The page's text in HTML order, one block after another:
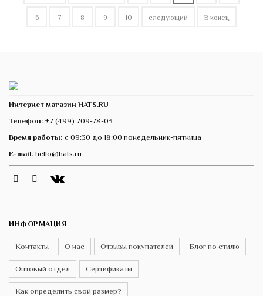
6 7 8 9 10 следующий В конец
Интернет магазин HATS.RU
Телефон: +7 (499) 709-78-03
Время работы: с 09:30 до 18:00 понедельник-пятница
E-mail. hello@hats.ru
InstagramTelegramVK
ИНФОРМАЦИЯ
Контакты О нас Отзывы покупателей Блог по стилю
Оптовый отдел Сертификаты
Как определить свой размер?